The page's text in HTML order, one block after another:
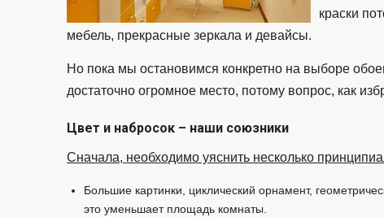
краски
мебель, прекрасные зеркала и девайсы.
Но пока мы остановимся конкретно на выборе
достаточно огромное место, потому вопрос, как
Цвет и набросок – наши союзники
Сначала, необходимо уяснить несколько
Большие картинки, циклический орнамент,
это уменьшает площадь комнаты.